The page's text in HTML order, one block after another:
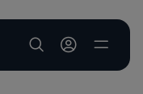
User account